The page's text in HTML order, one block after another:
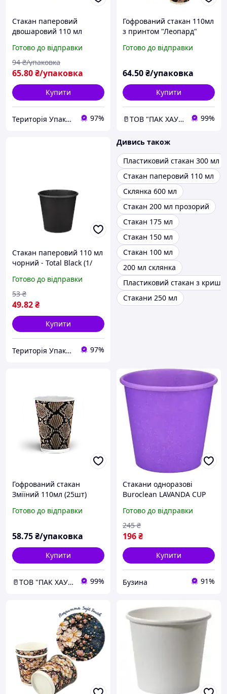
Стакан паперовий
двошаровий 110 мл
Готово до відправки
65.80₴/упаковка
94 ₴/упаковка
Купити
Територія Упаковки 97%
Гофрований стакан 110мл
з принтом "Леопард"
Готово до відправки
64.50₴/упаковка
Купити
🥛ТОВ "ПАК ХАУС" 99%
Стакан паперовий 110 мл
чорний - Total Black (1/
Готово до відправки
49.82₴
53 ₴
Купити
Територія Упаковки 97%
Дивись також
Пластиковий стакан 300 мл
Стакан паперовий 110 мл
Склянка 600 мл
Стакан 200 мл прозорий
Стакан 175 мл
Стакан 150 мл
Стакан 100 мл
200 мл склянка
Пластиковий стакан з
Стакани 250 мл
Гофрований стакан
Зміїний 110мл (25шт)
Готово до відправки
58.75₴/упаковка
Купити
🥛ТОВ "ПАК ХАУС" 99%
Стакани одноразові
Buroclean LAVANDA CUP
1080048 buzyna
Готово до відправки
196₴
245 ₴
Купити
Бузина 91%